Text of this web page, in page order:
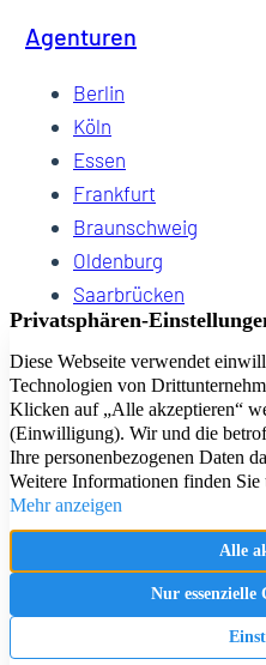
Agenturen
Berlin
Köln
Essen
Frankfurt
Braunschweig
Oldenburg
Saarbrücken
Hannover
Dresden
Wuppertal
HomeCompany eG Ihre
Impressum